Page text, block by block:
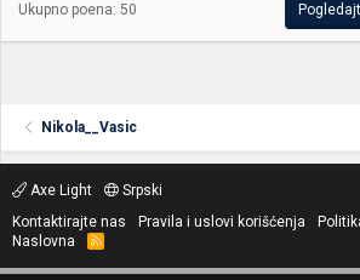
Ukupno poena: 50
Nikola__Vasic
Axe Light
Srpski
Kontaktirajte nas
Pravila i uslovi korišćenja
Naslovna
R
S